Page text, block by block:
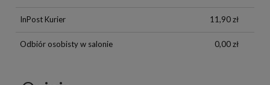
InPost Kurier 11,90 zł
Odbiór osobisty w salonie 0,00 zł